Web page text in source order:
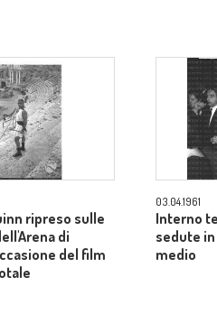
ripreso sulle
di
del film
03.04.1961
Interno
sedute
medio